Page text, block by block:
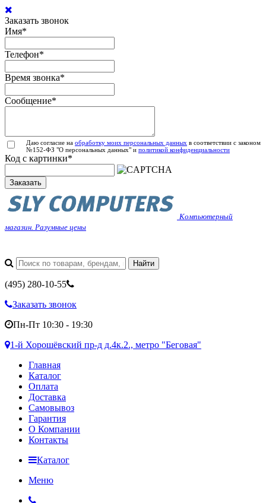
Заказать звонок
Имя*
Телефон*
Время звонка*
Сообщение*
Даю согласие на обработку моих персональных данных в соответствии с законом
№152-ФЗ "О персональных данных" и политикой конфиденциальности
Код с картинки*
Заказать
Компьютерный
магазин. Разумные цены
(495) 280-10-55
Заказать звонок
Пн-Пт 10:30 - 19:30
1-й Хорошёвский пр-д д.4к.2., метро "Беговая"
Главная
Каталог
Оплата
Доставка
Самовывоз
Гарантия
О Компании
Контакты
Каталог
Меню